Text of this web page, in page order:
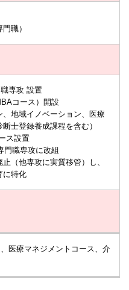
職）
専攻 設置
コース）開設
、地域イノベーション、医療
士登録養成課程を含む）
ス設置
門職専攻に改組
（他専攻に実質移管）し、
に特化
医療マネジメントコース、介